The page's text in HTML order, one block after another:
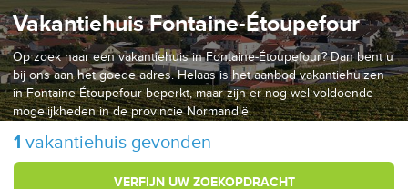
Vakantiehuis Fontaine-Étoupefour
Op zoek naar een vakantiehuis in Fontaine-Étoupefour? Dan bent u
bij ons aan het goede adres. Helaas is het aanbod vakantiehuizen
in Fontaine-Étoupefour beperkt, maar zijn er nog wel voldoende
mogelijkheden in de provincie Normandië.
1 vakantiehuis gevonden
VERFIJN UW ZOEKOPDRACHT